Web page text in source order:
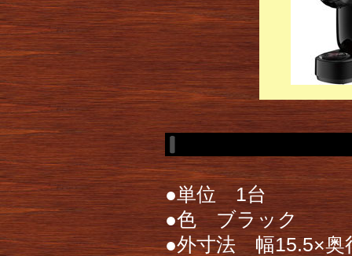
●単位 1台
●色 ブラック
●外寸法 幅15.5×奥